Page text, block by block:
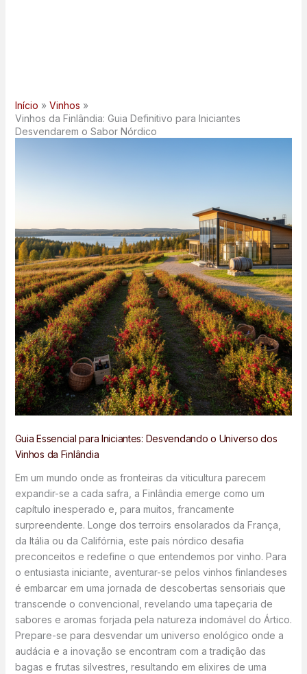
Início
Vinhos
Vinhos da Finlândia: Guia Definitivo para Iniciantes
Desvendarem o Sabor Nórdico
Guia Essencial para Iniciantes: Desvendando o Universo dos
Vinhos da Finlândia
Em um mundo onde as fronteiras da viticultura parecem
expandir-se a cada safra, a Finlândia emerge como um
capítulo inesperado e, para muitos, francamente
surpreendente. Longe dos terroirs ensolarados da França,
da Itália ou da Califórnia, este país nórdico desafia
preconceitos e redefine o que entendemos por vinho. Para
o entusiasta iniciante, aventurar-se pelos vinhos finlandeses
é embarcar em uma jornada de descobertas sensoriais que
transcende o convencional, revelando uma tapeçaria de
sabores e aromas forjada pela natureza indomável do Ártico.
Prepare-se para desvendar um universo enológico onde a
audácia e a inovação se encontram com a tradição das
bagas e frutas silvestres, resultando em elixires de uma